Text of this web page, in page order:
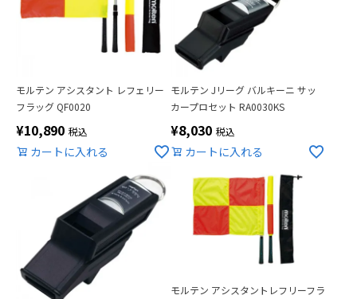
モルテン アシスタント レフェリー
フラッグ QF0020
¥10,890 税込
カートに入れる
モルテン Jリーグ バルキーニ サッ
カープロセット RA0030KS
¥8,030 税込
カートに入れる
モルテン アシスタントレフリーフラ